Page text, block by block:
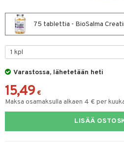
75 tablettia - BioSalma Creatine
Varastossa, lähetetään heti
15,49 €
Maksa osamaksulla alkaen 4 € per
LISÄÄ